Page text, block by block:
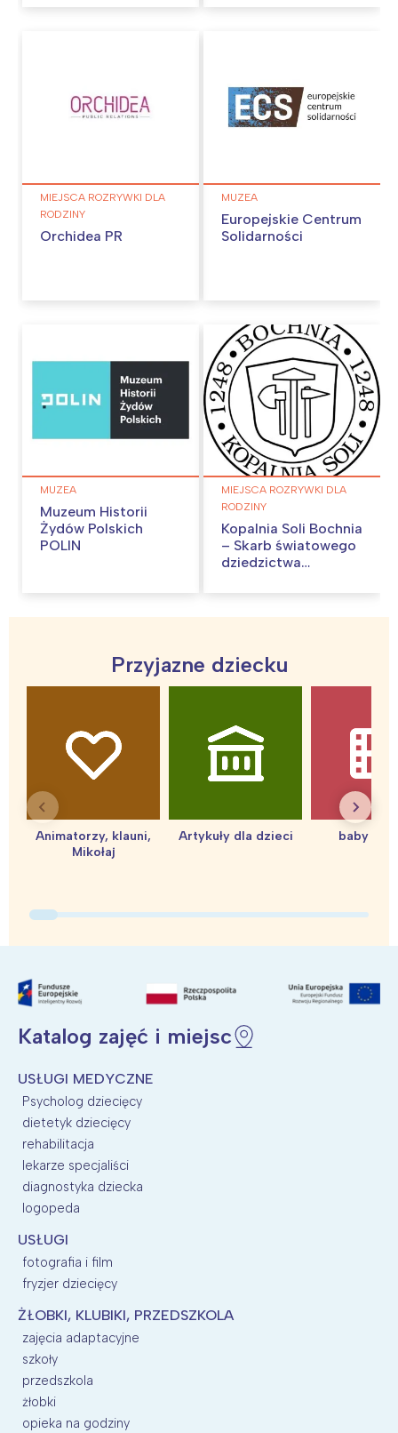
MIEJSCA ROZRYWKI DLA
RODZINY
Orchidea PR
MUZEA
Europejskie Centrum
Solidarności
MUZEA
Muzeum Historii
Żydów Polskich
POLIN
MIEJSCA ROZRYWKI DLA
RODZINY
Kopalnia Soli Bochnia
– Skarb światowego
dziedzictwa
Przyjazne dziecku
Animatorzy, klauni,
Mikołaj
Artykuły dla dzieci baby
Katalog zajęć i miejsc
USŁUGI MEDYCZNE
Psycholog dziecięcy
dietetyk dziecięcy
rehabilitacja
lekarze specjaliści
diagnostyka dziecka
logopeda
USŁUGI
fotografia i film
fryzjer dziecięcy
ŻŁOBKI, KLUBIKI, PRZEDSZKOLA
zajęcia adaptacyjne
szkoły
przedszkola
żłobki
opieka na godziny
Wszystkie